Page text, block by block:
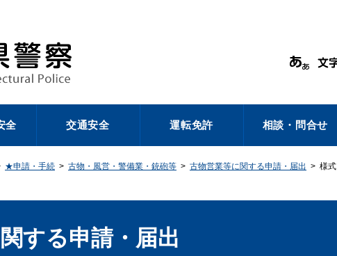
全 交通安全 運転免許 相談・問合せ
★申請・手続 > 古物・風営・警備業・銃砲等 > 古物営業等に関する申請・届出 > 様式
する申請・届出